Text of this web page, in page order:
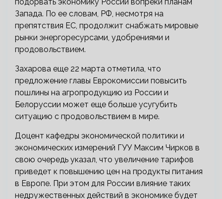
Запада. По ее словам, РФ, несмотря на
препятствия ЕС, продолжит снабжать мировые
рынки энергоресурсами, удобрениями и
продовольствием.
Захарова еще 22 марта отметила, что
предложение главы Еврокомиссии повысить
пошлины на агропродукцию из России и
Белоруссии может еще больше усугубить
ситуацию с продовольствием в мире.
Доцент кафедры экономической политики и
экономических измерений ГУУ Максим Чирков в
свою очередь указал, что увеличение тарифов
приведет к повышению цен на продукты питания
в Европе. При этом для России влияние таких
недружественных действий в экономике будет